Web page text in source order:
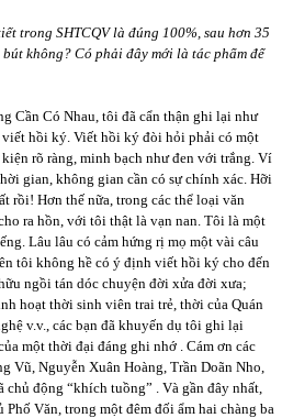
trong SHTCQV là đúng 100%, sau hơn 35
không? Có phải đây mới là tác phẩm để
Cần Có Nhau, tôi đã cẩn thận ghi lại như
hồi ký. Viết hồi ký đòi hỏi phải có một
rõ ràng, minh bạch như đen với trắng. Ví
gian, không gian cần có sự chính xác. Hỡi
rồi! Hơn thế nữa, trong các thể loại văn
ra hồn, với tôi thật là vạn nan. Tôi là một
Lâu lâu có cảm hứng rị mọ một vài câu
tôi không hề có ý định viết hồi ký cho đến
ngồi tán dóc chuyện đời xửa đời xưa;
hoạt thời sinh viên trai trẻ, thời của Quán
v.v., các bạn đã khuyến dụ tôi ghi lại
một thời đại đáng ghi nhớ . Cám ơn các
Vũ, Nguyễn Xuân Hoàng, Trần Doãn Nho,
động “khích tuồng” . Và gần đây nhất,
Văn, trong một đêm đối ẩm hai chàng ba